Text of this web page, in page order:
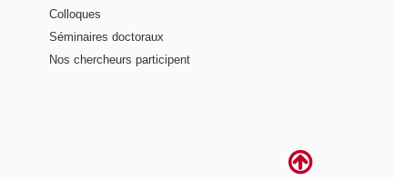
Colloques
Séminaires doctoraux
Nos chercheurs participent